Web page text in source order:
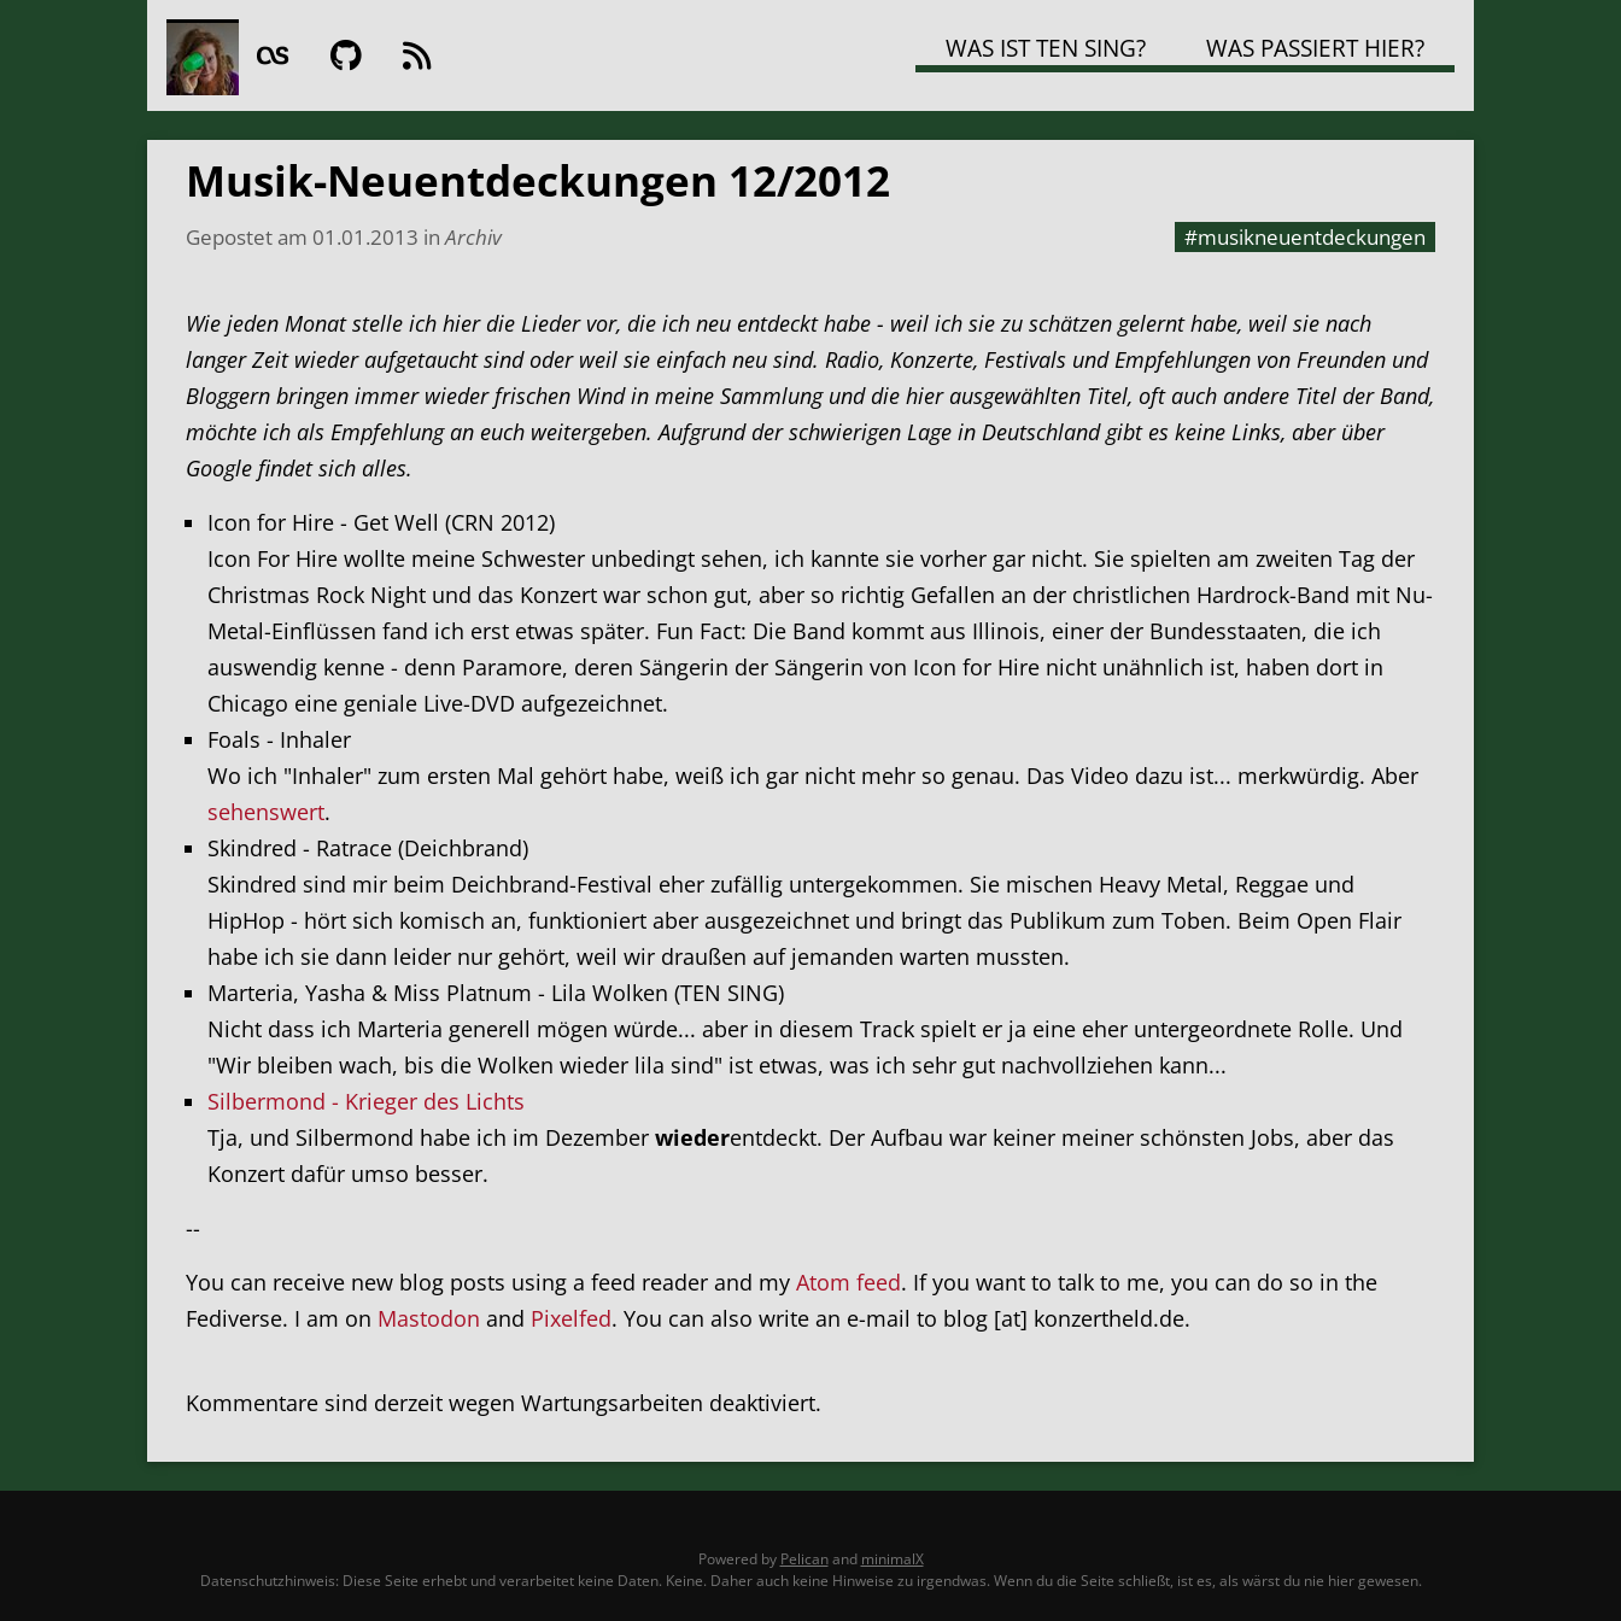
WAS IST TEN SING? WAS PASSIERT HIER?
Musik-Neuentdeckungen 12/2012
Gepostet am 01.01.2013 inArchiv #musikneuentdeckungen
Wie jeden Monat stelle ich hier die Lieder vor, die ich neu entdeckt habe - weil ich sie zu schätzen gelernt habe, weil sie nach
langer Zeit wieder aufgetaucht sind oder weil sie einfach neu sind. Radio, Konzerte, Festivals und Empfehlungen von Freunden und
Bloggern bringen immer wieder frischen Wind in meine Sammlung und die hier ausgewählten Titel, oft auch andere Titel der Band,
möchte ich als Empfehlung an euch weitergeben. Aufgrund der schwierigen Lage in Deutschland gibt es keine Links, aber über
Google findet sich alles.
Icon for Hire - Get Well (CRN 2012)
Icon For Hire wollte meine Schwester unbedingt sehen, ich kannte sie vorher gar nicht. Sie spielten am zweiten Tag der
Christmas Rock Night und das Konzert war schon gut, aber so richtig Gefallen an der christlichen Hardrock-Band mit Nu-
Metal-Einflüssen fand ich erst etwas später. Fun Fact: Die Band kommt aus Illinois, einer der Bundesstaaten, die ich
auswendig kenne - denn Paramore, deren Sängerin der Sängerin von Icon for Hire nicht unähnlich ist, haben dort in
Chicago eine geniale Live-DVD aufgezeichnet.
Foals - Inhaler
Wo ich "Inhaler" zum ersten Mal gehört habe, weiß ich gar nicht mehr so genau. Das Video dazu ist... merkwürdig. Aber
sehenswert.
Skindred - Ratrace (Deichbrand)
Skindred sind mir beim Deichbrand-Festival eher zufällig untergekommen. Sie mischen Heavy Metal, Reggae und
HipHop - hört sich komisch an, funktioniert aber ausgezeichnet und bringt das Publikum zum Toben. Beim Open Flair
habe ich sie dann leider nur gehört, weil wir draußen auf jemanden warten mussten.
Marteria, Yasha & Miss Platnum - Lila Wolken (TEN SING)
Nicht dass ich Marteria generell mögen würde... aber in diesem Track spielt er ja eine eher untergeordnete Rolle. Und
"Wir bleiben wach, bis die Wolken wieder lila sind" ist etwas, was ich sehr gut nachvollziehen kann...
Silbermond - Krieger des Lichts
Tja, und Silbermond habe ich im Dezember wiederentdeckt. Der Aufbau war keiner meiner schönsten Jobs, aber das
Konzert dafür umso besser.
--
You can receive new blog posts using a feed reader and my Atom feed. If you want to talk to me, you can do so in the
Fediverse. I am on Mastodon and Pixelfed. You can also write an e-mail to blog [at] konzertheld.de.
Kommentare sind derzeit wegen Wartungsarbeiten deaktiviert.
Powered by Pelicanand minimalX
Datenschutzhinweis: Diese Seite erhebt und verarbeitet keine Daten. Keine. Daher auch keine Hinweise zu irgendwas. Wenn du die Seite schließt, ist es, als wärst du nie hier gewesen.